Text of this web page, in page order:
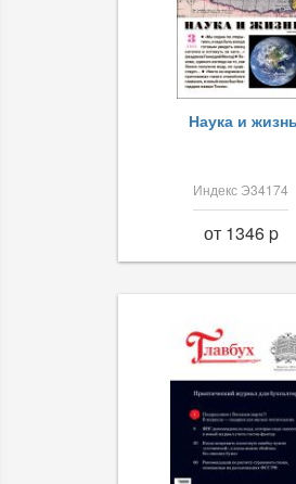
Наука и жизнь
Индекс Э34174
от 1346 p